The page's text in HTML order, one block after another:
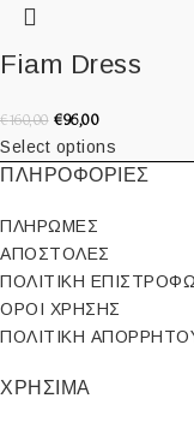
Fiam Dress
€160,00 €96,00
Select options
ΠΛΗΡΟΦΟΡΙΕΣ
ΠΛΗΡΩΜΕΣ
ΑΠΟΣΤΟΛΕΣ
ΠΟΛΙΤΙΚΗ
ΟΡΟΙ ΧΡΗΣΗΣ
ΠΟΛΙΤΙΚΗ
ΧΡΗΣΙΜΑ